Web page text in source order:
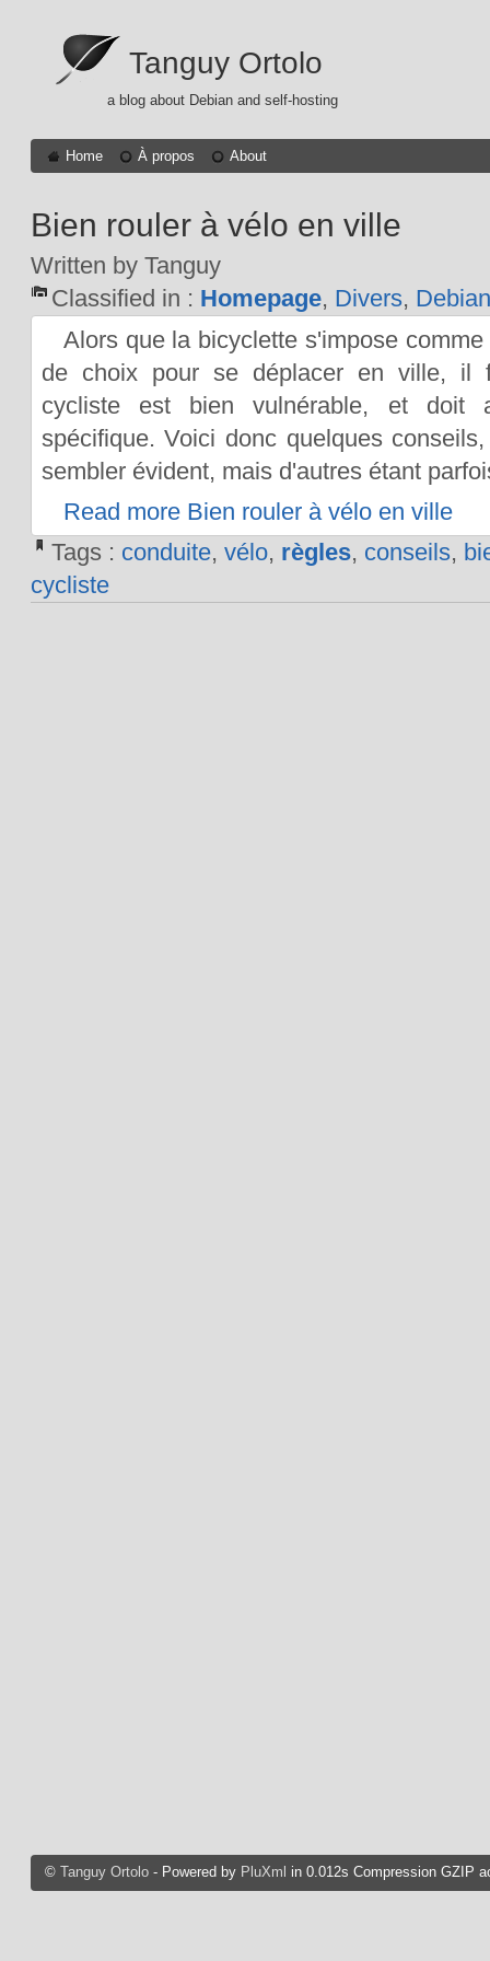
Tanguy Ortolo
a blog about Debian and self-hosting
Home À propos About
Bien rouler à vélo en ville
Written by Tanguy
Classified in : Homepage, Divers,
Alors que la bicyclette s'impose
de choix pour se déplacer en ville, il
cycliste est bien vulnérable, et doit
spécifique. Voici donc quelques
sembler évident, mais d'autres étant
Read more Bien rouler à vélo en ville
Tags : conduite, vélo, règles, conseils,
cycliste
© Tanguy Ortolo- Powered by PluXml in 0.012s Compression GZIP